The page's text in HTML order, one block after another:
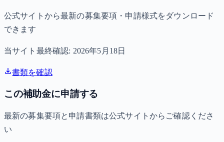
公式サイトから最新の募集要項・申請様式をダウンロード
できます
当サイト最終確認: 2026年5月18日
書類を確認
この補助金に申請する
最新の募集要項と申請書類は公式サイトからご確認くださ
い